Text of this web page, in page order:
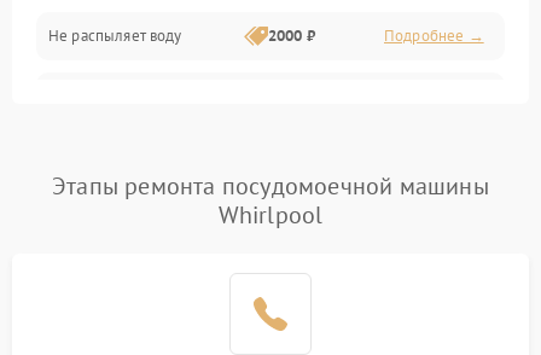
Программное обеспечение
Не распыляет воду 2000 ₽ Подробнее →
Проблемы с набором
воды
1800 ₽ Подробнее →
1700 ₽
Этапы ремонта посудомоечной машины
Whirlpool